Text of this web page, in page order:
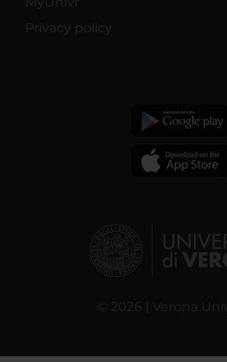
Privacy policy
© 2026 | Verona